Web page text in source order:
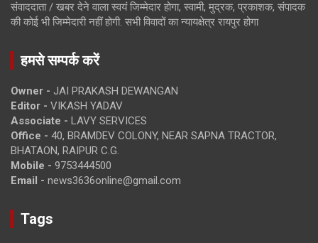
संवाददाता / खबर देने वाला स्वयं जिम्मेदार होगा, स्वामी, मुद्रक, प्रकाशक, संपादक
की कोई भी जिम्मेदारी नहीं होगी. सभी विवादों का न्यायक्षेत्र रायपुर होगा
हमसे सम्पर्क करें
Owner - JAI PRAKASH DEWANGAN
Editor - VIKASH YADAV
Associate - LAVY SERVICES
Office - 40, BRAMDEV COLONY, NEAR SAPNA TRACTOR,
BHATAON, RAIPUR C.G.
Mobile - 9753444500
Email - news3636online@gmail.com
Tags